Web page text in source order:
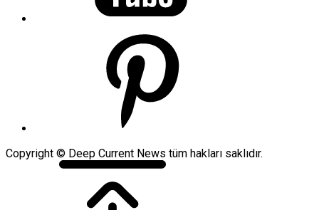
Copyright © Deep Current News tüm hakları saklıdır.